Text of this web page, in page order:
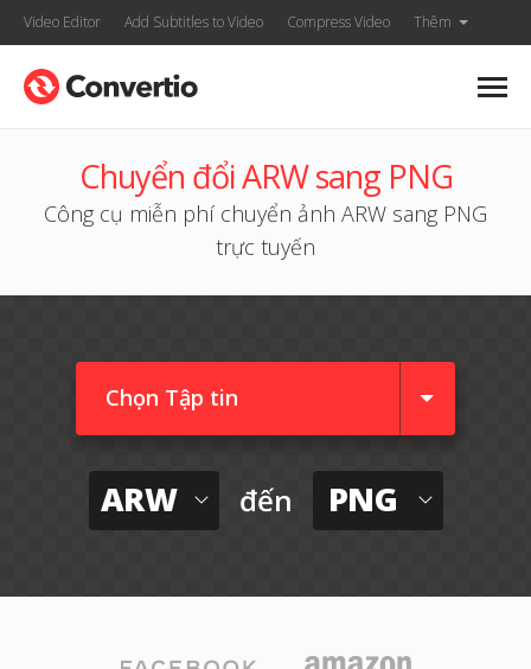
Video Editor Add Subtitles to Video Compress Video Thêm
Chuyển đổi ARW sang PNG
Công cụ miễn phí chuyển ảnh ARW sang PNG
trực tuyến
Chọn Tập tin
ARW đến PNG